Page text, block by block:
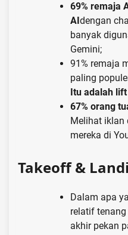
69% remaja
AIdengan
banyak
Gemini;
91% remaja
paling
Itu adalah
67% orang
Melihat iklan
mereka di
Takeoff &
Dalam apa
relatif
akhir pekan